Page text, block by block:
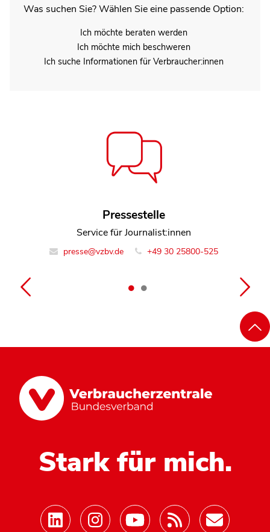
Was suchen Sie? Wählen Sie eine passende Option:
Ich möchte beraten werden
Ich möchte mich beschweren
Ich suche Informationen für Verbraucher:innen
Pressestelle
Service für Journalist:innen
presse@vzbv.de +49 30 25800-525
Christiane Seidel
Leiterin Team Lebensmittel
info@vzbv.de +49 30 25800-0
Stark für mich.